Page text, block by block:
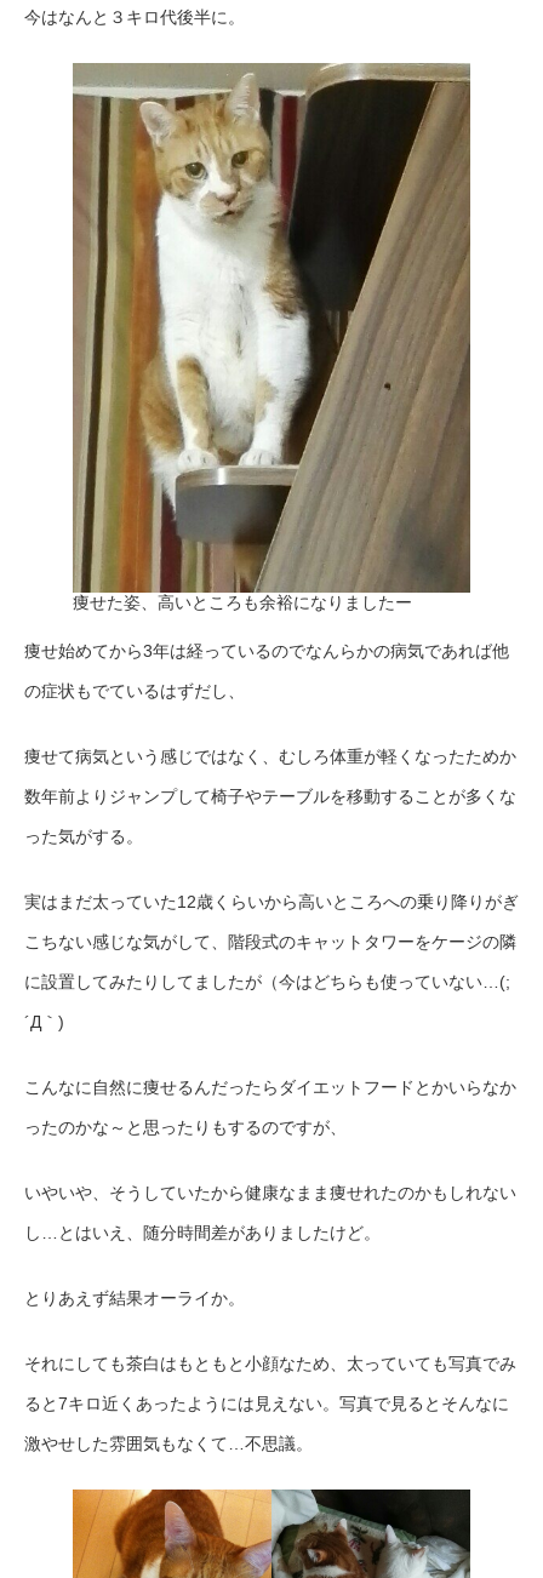
今はなんと３キロ代後半に。
痩せた姿、高いところも余裕になりましたー
痩せ始めてから3年は経っているのでなんらかの病気であれば他
の症状もでているはずだし、
痩せて病気という感じではなく、むしろ体重が軽くなったためか
数年前よりジャンプして椅子やテーブルを移動することが多くな
った気がする。
実はまだ太っていた12歳くらいから高いところへの乗り降りがぎ
こちない感じな気がして、階段式のキャットタワーをケージの隣
に設置してみたりしてましたが（今はどちらも使っていない…(;
´Д｀)
こんなに自然に痩せるんだったらダイエットフードとかいらなか
ったのかな～と思ったりもするのですが、
いやいや、そうしていたから健康なまま痩せれたのかもしれない
し…とはいえ、随分時間差がありましたけど。
とりあえず結果オーライか。
それにしても茶白はもともと小顔なため、太っていても写真でみ
ると7キロ近くあったようには見えない。写真で見るとそんなに
激やせした雰囲気もなくて…不思議。